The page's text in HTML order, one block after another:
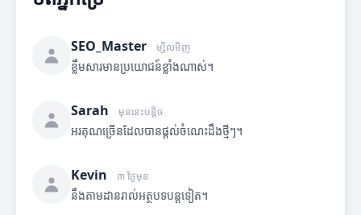
SEO_Master ម្សិលមិញ
ខ្លឹមសារមានប្រយោជន៍ខ្លាំងណាស់។
Sarah មុននេះបន្តិច
អរគុណច្រើនដែលបានផ្តល់ចំណេះដឹងថ្មីៗ។
Kevin ៣ ថ្ងៃមុន
នឹងតាមដានរាល់អត្ថបទបន្តទៀត។